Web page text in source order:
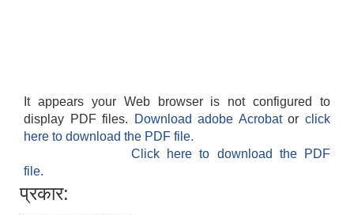
It appears your Web browser is not configured to
display PDF files.
Download adobe Acrobatorclick
here to download the PDF file.
Click here to download the PDF
file.
प्रकार: